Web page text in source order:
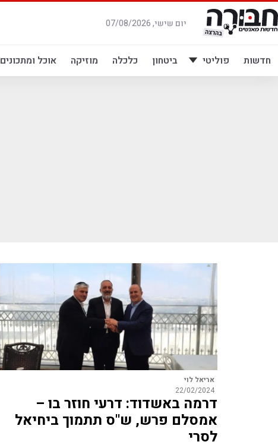
דלג
לתוכן
יום שישי, 07/08/2026
חדשות פוליטי ביטחון כלכלה מוזיקה אוכל ומתכונים
אריאל לוי
22/02/2024
דרמה באשדוד: דרעי חוזר בו –
אמסלם פרש, ש"ס תתמוך ביחיאל
לסרי